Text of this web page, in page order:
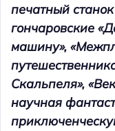
печатный
гончаровские
машину»,
Скальпеля»,
научная